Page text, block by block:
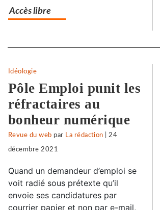
Accès libre
Separateur
Idéologie
Pôle Emploi punit les
réfractaires au
bonheur numérique
Revue du web par La rédaction 24
décembre 2021
Quand un demandeur d’emploi se
voit radié sous prétexte qu’il
envoie ses candidatures par
courrier papier et non par e-mail,